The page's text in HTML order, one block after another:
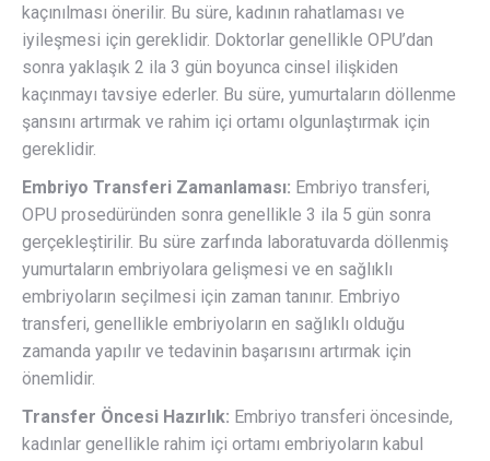
kaçınılması önerilir. Bu süre, kadının rahatlaması ve
iyileşmesi için gereklidir. Doktorlar genellikle OPU’dan
sonra yaklaşık 2 ila 3 gün boyunca cinsel ilişkiden
kaçınmayı tavsiye ederler. Bu süre, yumurtaların döllenme
şansını artırmak ve rahim içi ortamı olgunlaştırmak için
gereklidir.
Embriyo Transferi Zamanlaması: Embriyo transferi,
OPU prosedüründen sonra genellikle 3 ila 5 gün sonra
gerçekleştirilir. Bu süre zarfında laboratuvarda döllenmiş
yumurtaların embriyolara gelişmesi ve en sağlıklı
embriyoların seçilmesi için zaman tanınır. Embriyo
transferi, genellikle embriyoların en sağlıklı olduğu
zamanda yapılır ve tedavinin başarısını artırmak için
önemlidir.
Transfer Öncesi Hazırlık: Embriyo transferi öncesinde,
kadınlar genellikle rahim içi ortamı embriyoların kabul